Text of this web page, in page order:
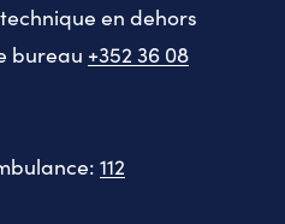
en dehors
bureau +352 36 08
112